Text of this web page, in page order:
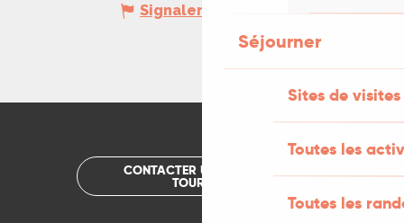
Séjourner
Sites de visites
Toutes les
Toutes les
Signaler une erreur
CONTACTER UN OFFICE DE
TOURISME